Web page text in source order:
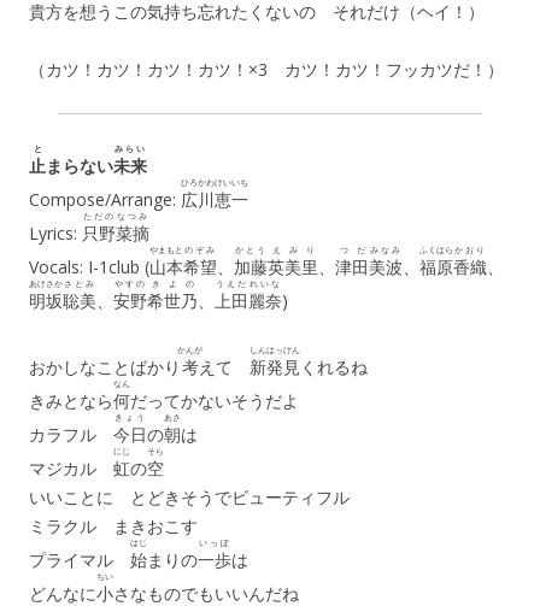
貴方を想うこの気持ち忘れたくないの それだけ（ヘイ！）
（カツ！カツ！カツ！カツ！×3 カツ！カツ！フッカツだ！）
止
と
まらない未来
みらい
Compose/Arrange: 広川
ひろかわ
恵一
けいいち
Lyrics: 只野
ただの
菜摘
なつみ
Vocals: I-1club (山本
やまもと
希望
のぞみ
、 加藤
かとう
英美里
えみり
、 津田
つだ
美波
みなみ
、 福原
ふくはら
香織
かおり
、
明坂
あけさか
聡美
さとみ
、 安野
やすの
希世乃
きよの
、 上田
うえだ
麗奈
れいな
)
おかしなことばかり 考
かんが
えて 新発見
しんはっけん
くれるね
きみとなら何
なん
だってかないそうだよ
カラフル 今日
きょう
の朝
あさ
は
マジカル 虹
にじ
の空
そら
いいことに とどきそうでビューティフル
ミラクル まきおこす
プライマル 始
はじ
まりの一歩
いっぽ
は
どんなに小
ちい
さなものでもいいんだね